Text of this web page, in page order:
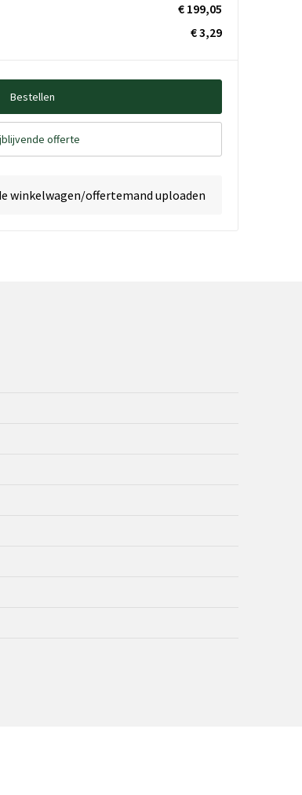
€ 199,05
€ 3,29
Bestellen
offerte
winkelwagen/offertemand uploaden